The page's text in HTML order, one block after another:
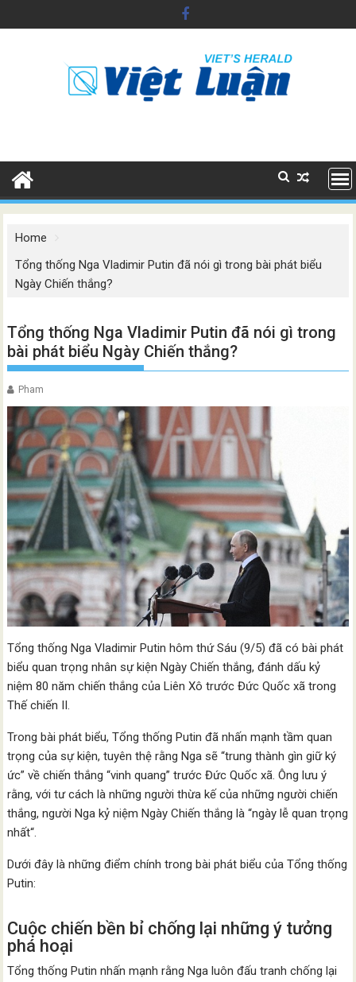
to
Home
Tổng thống Nga Vladimir Putin đã nói gì trong bài phát biểu
Ngày Chiến thắng?
Tổng thống Nga Vladimir Putin đã nói gì trong
bài phát biểu Ngày Chiến thắng?
Pham
Tổng thống Nga Vladimir Putin hôm thứ Sáu (9/5) đã có bài phát
biểu quan trọng nhân sự kiện Ngày Chiến thắng, đánh dấu kỷ
niệm 80 năm chiến thắng của Liên Xô trước Đức Quốc xã trong
Thế chiến II.
Trong bài phát biểu, Tổng thống Putin đã nhấn mạnh tầm quan
trọng của sự kiện, tuyên thệ rằng Nga sẽ “trung thành gìn giữ ký
ức” về chiến thắng “vinh quang” trước Đức Quốc xã. Ông lưu ý
rằng, với tư cách là những người thừa kế của những người chiến
thắng, người Nga kỷ niệm Ngày Chiến thắng là “ngày lễ quan trọng
nhất“.
Dưới đây là những điểm chính trong bài phát biểu của Tổng thống
Putin:
Cuộc chiến bền bỉ chống lại những ý tưởng
phá hoại
Tổng thống Putin nhấn mạnh rằng Nga luôn đấu tranh chống lại